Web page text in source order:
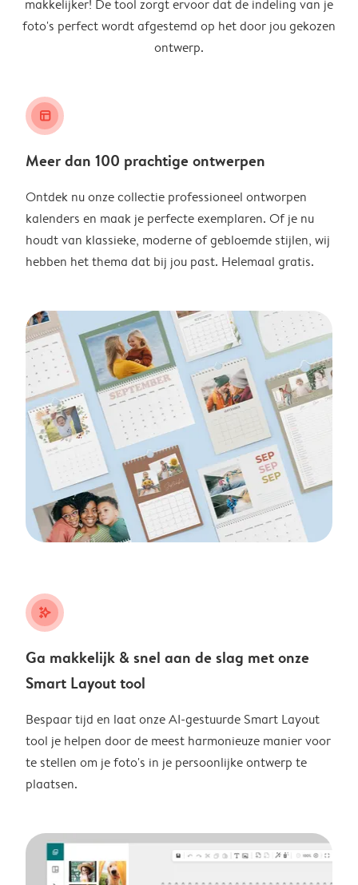
makkelijker! De tool zorgt ervoor dat de indeling van je
foto's perfect wordt afgestemd op het door jou gekozen
ontwerp.
layout_alt
Meer dan 100 prachtige ontwerpen
Ontdek nu onze collectie professioneel ontworpen
kalenders en maak je perfecte exemplaren. Of je nu
houdt van klassieke, moderne of gebloemde stijlen, wij
hebben het thema dat bij jou past. Helemaal gratis.
stars_plus
Ga makkelijk & snel aan de slag met onze
Smart Layout tool
Bespaar tijd en laat onze AI-gestuurde Smart Layout
tool je helpen door de meest harmonieuze manier voor
te stellen om je foto's in je persoonlijke ontwerp te
plaatsen.